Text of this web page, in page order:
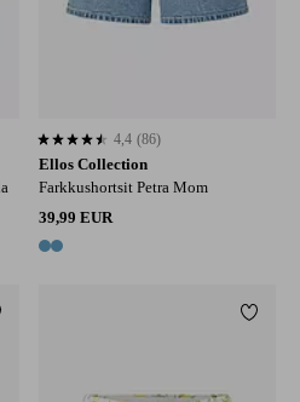
Ellos Collection
Farkkushortsit Petra Mom
39,99 EUR
2 värejä
4,4 perustuen 86 arvosanaan
4,4 (86)
suosikkeihin Lisää